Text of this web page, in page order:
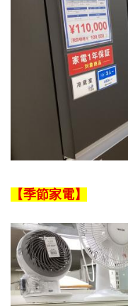
【季節家電】